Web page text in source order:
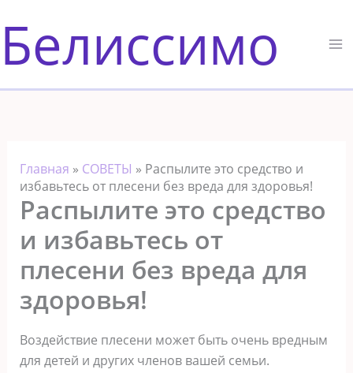
к
содержимому
Белиссимо
Главная » СОВЕТЫ » Распылите это средство и
избавьтесь от плесени без вреда для здоровья!
Распылите это средство
и избавьтесь от
плесени без вреда для
здоровья!
Воздействие плесени может быть очень вредным
для детей и других членов вашей семьи.